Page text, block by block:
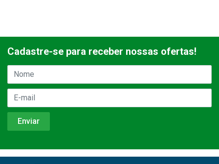
Cadastre-se para receber nossas ofertas!